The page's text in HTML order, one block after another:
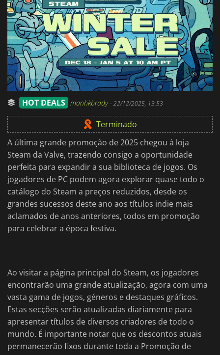
HOT DEALS manhkbrady-22/12/2025, 13:53
Terminado
A última grande promoção de 2025 chegou à loja
Steam da Valve, trazendo consigo a oportunidade
perfeita para expandir a sua biblioteca de jogos. Os
jogadores de PC podem agora explorar quase todo o
catálogo do Steam a preços reduzidos, desde os
grandes sucessos deste ano aos títulos indie mais
aclamados de anos anteriores, todos em promoção
para celebrar a época festiva.
Ao visitar a página principal do Steam, os jogadores
encontrarão uma grande atualização, agora com uma
vasta gama de jogos, géneros e destaques gráficos.
Estas secções serão atualizadas diariamente para
apresentar títulos de diversos criadores de todo o
mundo. É importante notar que os descontos atuais
permanecerão fixos durante toda a Promoção de